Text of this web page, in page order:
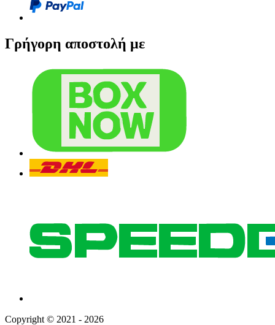
Γρήγορη αποστολή με
Copyright © 2021 - 2026